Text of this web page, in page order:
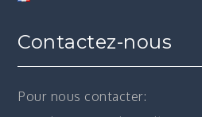
Contactez-nous
Pour nous contacter: